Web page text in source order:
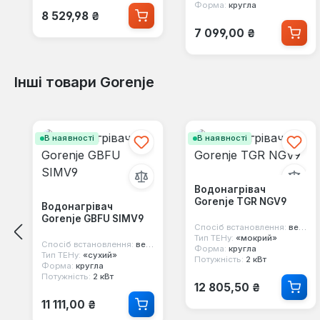
Звичайна ціна:
8 529,98 ₴
Форма: кругла
Звичайна ціна:
7 099,00 ₴
Інші товари Gorenje
В наявності
Водонагрівач
Gorenje GBFU SIMV9
Спосіб встановлення: вертикальний
Тип ТЕНу: «сухий»
Форма: кругла
Потужність: 2 кВт
Звичайна ціна:
11 111,00 ₴
В наявності
Водонагрівач
Gorenje TGR NGV9
Спосіб встановлення: вертикальний
Тип ТЕНу: «мокрий»
Форма: кругла
Потужність: 2 кВт
Звичайна ціна:
12 805,50 ₴